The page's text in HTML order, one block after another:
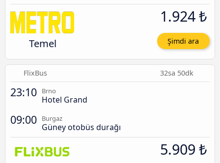
Temel
1.924 ₺
Şimdi ara
FlixBus 32sa 50dk
23:10 Brno
Hotel Grand
09:00 Burgaz
Güney otobüs durağı
5.909 ₺